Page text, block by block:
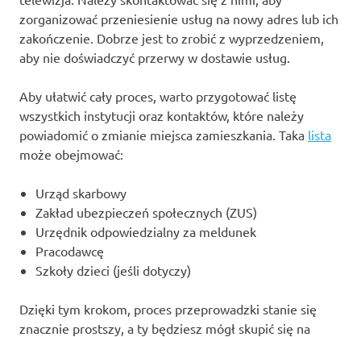
zorganizować przeniesienie usług na nowy adres lub ich
zakończenie. Dobrze jest to zrobić z wyprzedzeniem,
aby nie doświadczyć przerwy w dostawie usług.
Aby ułatwić cały proces, warto przygotować listę
wszystkich instytucji oraz kontaktów, które należy
powiadomić o zmianie miejsca zamieszkania. Taka lista
może obejmować:
Urząd skarbowy
Zakład ubezpieczeń społecznych (ZUS)
Urzędnik odpowiedzialny za meldunek
Pracodawcę
Szkoły dzieci (jeśli dotyczy)
Dzięki tym krokom, proces przeprowadzki stanie się
znacznie prostszy, a ty będziesz mógł skupić się na